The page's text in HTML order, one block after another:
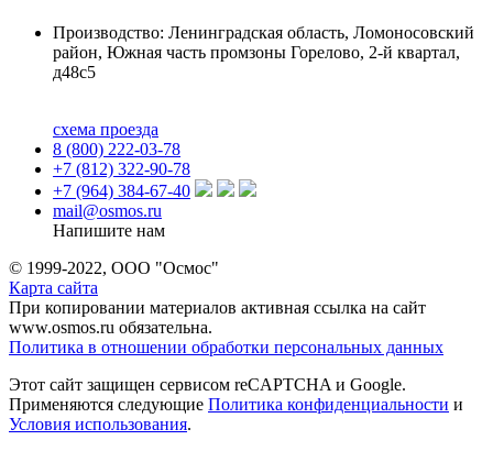
Производство: Ленинградская область, Ломоносовский
район, Южная часть промзоны Горелово, 2-й квартал,
д48с5
схема проезда
8 (800) 222-03-78
+7 (812) 322-90-78
+7 (964) 384-67-40
mail@osmos.ru
Напишите нам
© 1999-2022, ООО "Осмос"
Карта сайта
При копировании материалов активная ссылка на сайт
www.osmos.ru обязательна.
Политика в отношении обработки персональных данных
Этот сайт защищен сервисом reCAPTCHA и Google.
Применяются следующие Политика конфиденциальности и
Условия использования.